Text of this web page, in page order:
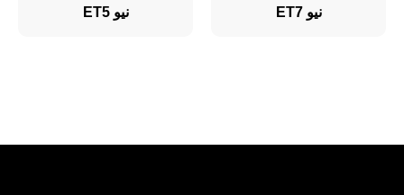
نيو ET7 نيو ET5